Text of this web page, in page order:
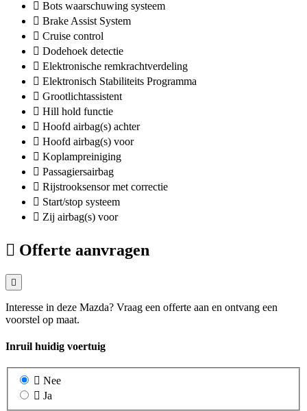
Bots waarschuwing systeem
Brake Assist System
Cruise control
Dodehoek detectie
Elektronische remkrachtverdeling
Elektronisch Stabiliteits Programma
Grootlichtassistent
Hill hold functie
Hoofd airbag(s) achter
Hoofd airbag(s) voor
Koplampreiniging
Passagiersairbag
Rijstrooksensor met correctie
Start/stop systeem
Zij airbag(s) voor
Offerte aanvragen
Interesse in deze Mazda? Vraag een offerte aan en ontvang een
voorstel op maat.
Inruil huidig voertuig
Nee
Ja